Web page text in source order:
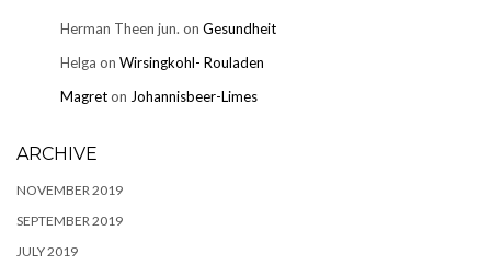
Herman Theen jun. on Gesundheit
Helga on Wirsingkohl- Rouladen
Magreton Johannisbeer-Limes
ARCHIVE
NOVEMBER 2019
SEPTEMBER 2019
JULY 2019